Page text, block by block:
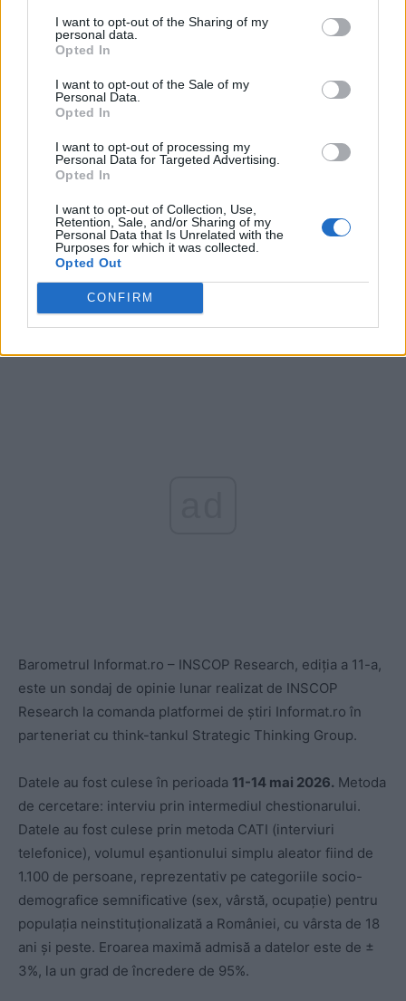
I want to opt-out of the Sharing of my
personal data.
Opted In
I want to opt-out of the Sale of my
Personal Data.
Opted In
I want to opt-out of processing my
Personal Data for Targeted Advertising.
Opted In
I want to opt-out of Collection, Use,
Retention, Sale, and/or Sharing of my
Personal Data that Is Unrelated with the
Purposes for which it was collected.
Opted Out
CONFIRM
0,5%– 2
0,4%
0,3%– 4
1,2%– 6
4,4%– 8
3,1%– 9
67,4%
– 10 (”sigur vor merge la vot”)
Barometrul Informat.ro – INSCOP Research, ediția a 11-a,
este un sondaj de opinie lunar realizat de INSCOP
Research la comanda platformei de știri Informat.ro în
parteneriat cu think-tankul Strategic Thinking Group.
Datele au fost culese în perioada 11-14 mai 2026. Metoda
de cercetare: interviu prin intermediul chestionarului.
Datele au fost culese prin metoda CATI (interviuri
telefonice), volumul eşantionului simplu aleator fiind de
1.100 de persoane, reprezentativ pe categoriile socio-
demografice semnificative (sex, vârstă, ocupaţie) pentru
populaţia neinstituţionalizată a României, cu vârsta de 18
ani şi peste. Eroarea maximă admisă a datelor este de ±
3%, la un grad de încredere de 95%.